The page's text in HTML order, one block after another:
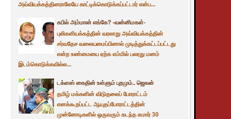
அவ்வியக்கத்தினராலேயே காட்டிக்கொடுக்கப்பட்டார் என்ப...
கபில் அம்மான் எங்கே? -வன்னிமகள்-
புலிகளியக்கத்தின் வரலாறு அவ்வியக்கத்தின்
சர்வதேச வலையமைப்பினால் முடித்துக்கட்டப்பட்டது
என்ற உண்மையை ஏற்க எம்மில் பலரது மனம்
இடம்கொடுக்கவில்ல...
டக்ளஸ் கைதின் உள்ளும் புறமும்.. ஜெகன்
தமிழ் மக்களின் விடுதலைப் போராட்டம்
எனக்கூறப்பட்ட ஆயுதப்போராட்டத்தின்
முன்னோடிகளில் ஒருவரும் கடந்த சுமார் 30